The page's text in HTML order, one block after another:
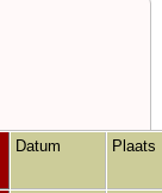
Datum Plaats